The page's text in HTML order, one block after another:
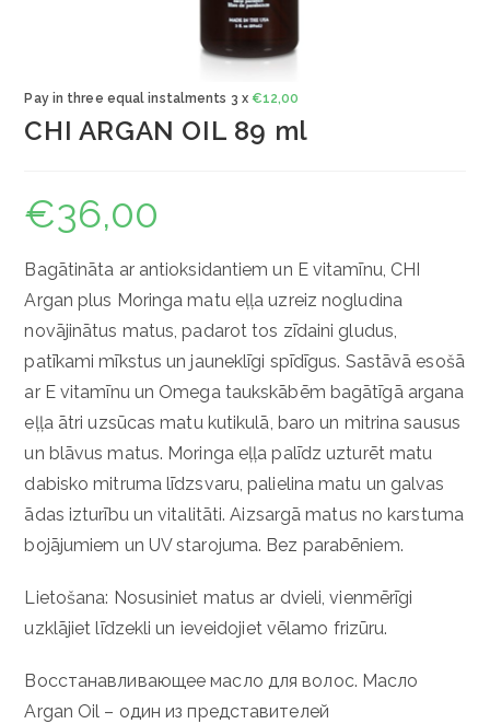
Pay in three equal instalments 3 x €12,00
CHI ARGAN OIL 89 ml
€36,00
Bagātināta ar antioksidantiem un E vitamīnu, CHI
Argan plus Moringa matu eļļa uzreiz nogludina
novājinātus matus, padarot tos zīdaini gludus,
patīkami mīkstus un jauneklīgi spīdīgus. Sastāvā esošā
ar E vitamīnu un Omega taukskābēm bagātīgā argana
eļļa ātri uzsūcas matu kutikulā, baro un mitrina sausus
un blāvus matus. Moringa eļļa palīdz uzturēt matu
dabisko mitruma līdzsvaru, palielina matu un galvas
ādas izturību un vitalitāti. Aizsargā matus no karstuma
bojājumiem un UV starojuma. Bez parabēniem.
Lietošana: Nosusiniet matus ar dvieli, vienmērīgi
uzklājiet līdzekli un ieveidojiet vēlamo frizūru.
Восстанавливающее масло для волос. Масло
Argan Oil – один из представителей